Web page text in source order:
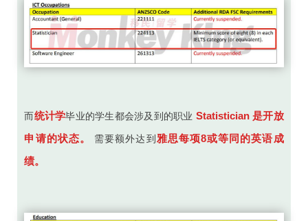
而统计学毕业的学生都会涉及到的职业 Statistician 是开放
申请的状态。
需要额外达到 雅思每项8或等同的英语成
绩。